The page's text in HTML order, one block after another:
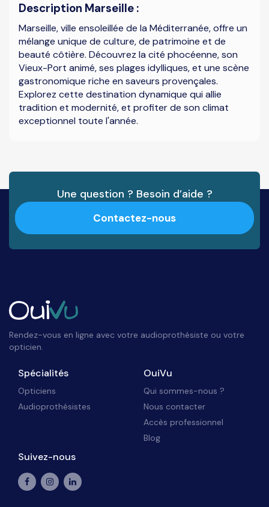
Description Marseille :
Marseille, ville ensoleillée de la Méditerranée, offre un
mélange unique de culture, de patrimoine et de
beauté côtière. Découvrez la cité phocéenne, son
Vieux-Port animé, ses plages idylliques, et une scène
gastronomique riche en saveurs provençales.
Explorez cette destination dynamique qui allie
tradition et modernité, et profiter de son climat
exceptionnel toute l'année.
Une question ? Besoin d’aide ?
Contactez-nous
Rendez-vous en ligne avec votre audioprothésiste ou votre
opticien.
Spécialités
Opticiens
Audioprothésistes
OuiVu
Qui sommes-nous ?
Nous contacter
Accès professionnel
Blog
Suivez-nous